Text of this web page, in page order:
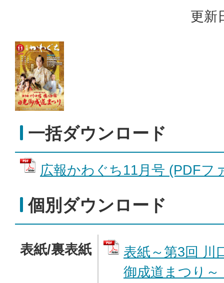
更新
一括ダウンロード
広報かわぐち11月号 (PDFフ
個別ダウンロード
表紙/裏表紙
表紙～第3回 川
御成道まつり